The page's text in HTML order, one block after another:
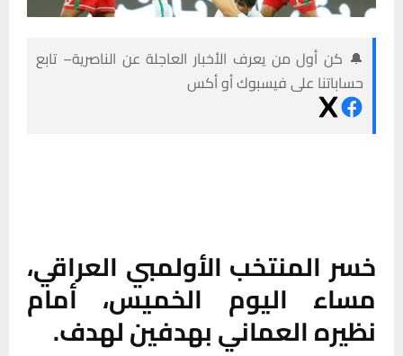
🔔 كن أول من يعرف الأخبار العاجلة عن الناصرية– تابع
حساباتنا على فيسبوك أو أكس
خسر المنتخب الأولمبي العراقي،
مساء اليوم الخميس، أمام
نظيره العماني بهدفين لهدف.